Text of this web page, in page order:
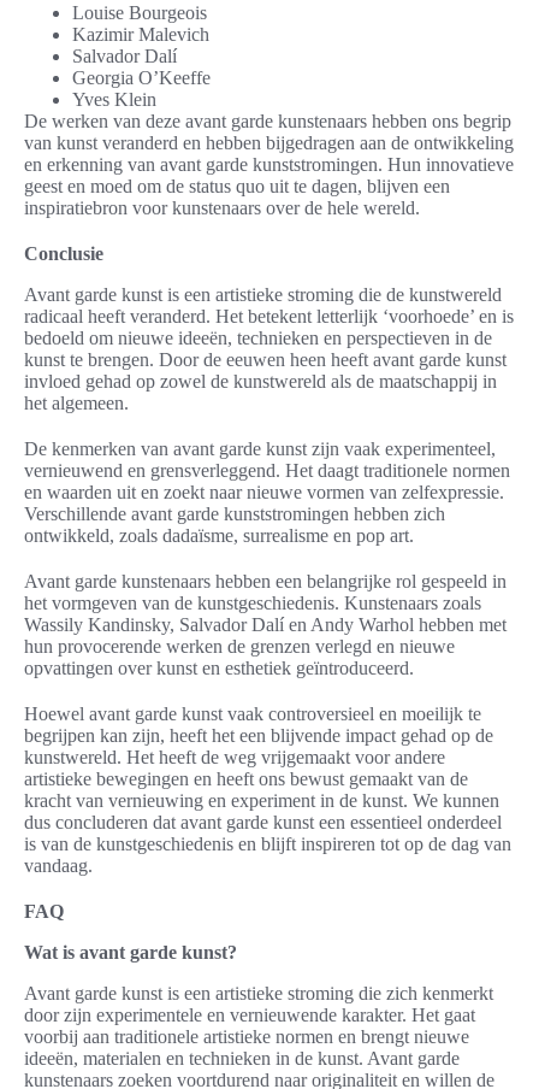
Louise Bourgeois
Kazimir Malevich
Salvador Dalí
Georgia O’Keeffe
Yves Klein
De werken van deze avant garde kunstenaars hebben ons begrip
van kunst veranderd en hebben bijgedragen aan de ontwikkeling
en erkenning van avant garde kunststromingen. Hun innovatieve
geest en moed om de status quo uit te dagen, blijven een
inspiratiebron voor kunstenaars over de hele wereld.
Conclusie
Avant garde kunst is een artistieke stroming die de kunstwereld
radicaal heeft veranderd. Het betekent letterlijk ‘voorhoede’ en is
bedoeld om nieuwe ideeën, technieken en perspectieven in de
kunst te brengen. Door de eeuwen heen heeft avant garde kunst
invloed gehad op zowel de kunstwereld als de maatschappij in
het algemeen.
De kenmerken van avant garde kunst zijn vaak experimenteel,
vernieuwend en grensverleggend. Het daagt traditionele normen
en waarden uit en zoekt naar nieuwe vormen van zelfexpressie.
Verschillende avant garde kunststromingen hebben zich
ontwikkeld, zoals dadaïsme, surrealisme en pop art.
Avant garde kunstenaars hebben een belangrijke rol gespeeld in
het vormgeven van de kunstgeschiedenis. Kunstenaars zoals
Wassily Kandinsky, Salvador Dalí en Andy Warhol hebben met
hun provocerende werken de grenzen verlegd en nieuwe
opvattingen over kunst en esthetiek geïntroduceerd.
Hoewel avant garde kunst vaak controversieel en moeilijk te
begrijpen kan zijn, heeft het een blijvende impact gehad op de
kunstwereld. Het heeft de weg vrijgemaakt voor andere
artistieke bewegingen en heeft ons bewust gemaakt van de
kracht van vernieuwing en experiment in de kunst. We kunnen
dus concluderen dat avant garde kunst een essentieel onderdeel
is van de kunstgeschiedenis en blijft inspireren tot op de dag van
vandaag.
FAQ
Wat is avant garde kunst?
Avant garde kunst is een artistieke stroming die zich kenmerkt
door zijn experimentele en vernieuwende karakter. Het gaat
voorbij aan traditionele artistieke normen en brengt nieuwe
ideeën, materialen en technieken in de kunst. Avant garde
kunstenaars zoeken voortdurend naar originaliteit en willen de